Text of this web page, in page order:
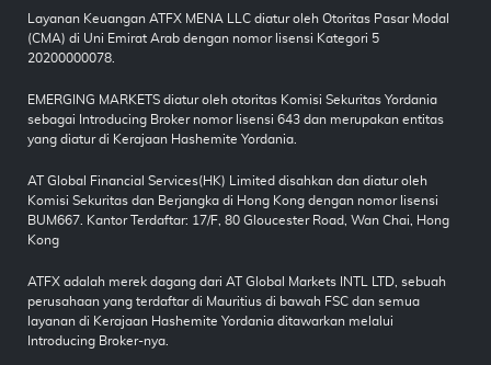
Layanan Keuangan ATFX MENA LLC diatur oleh Otoritas Pasar Modal
(CMA) di Uni Emirat Arab dengan nomor lisensi Kategori 5
20200000078.
EMERGING MARKETS diatur oleh otoritas Komisi Sekuritas Yordania
sebagai Introducing Broker nomor lisensi 643 dan merupakan entitas
yang diatur di Kerajaan Hashemite Yordania.
AT Global Financial Services(HK) Limited disahkan dan diatur oleh
Komisi Sekuritas dan Berjangka di Hong Kong dengan nomor lisensi
BUM667. Kantor Terdaftar: 17/F, 80 Gloucester Road, Wan Chai, Hong
Kong
ATFX adalah merek dagang dari AT Global Markets INTL LTD, sebuah
perusahaan yang terdaftar di Mauritius di bawah FSC dan semua
layanan di Kerajaan Hashemite Yordania ditawarkan melalui
Introducing Broker-nya.